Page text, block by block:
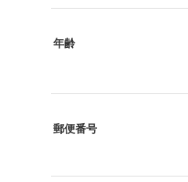
年齢
郵便番号